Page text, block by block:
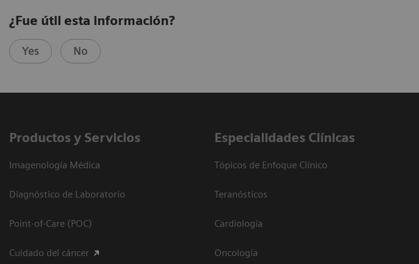
¿Fue útil esta información?
Yes No
Productos y Servicios
Imagenología Médica
Diagnóstico de Laboratorio
Point-of-Care (POC)
Cuidado del cáncer
Especialidades Clínicas
Tópicos de Enfoque Clínico
Teranósticos
Cardiología
Oncología